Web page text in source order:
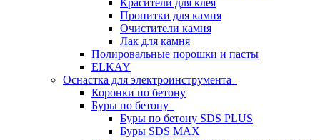
Красители для клея
Пропитки для камня
Очистители камня
Лак для камня
Полировальные порошки и пасты
ELKAY
Оснастка для электроинструмента
Коронки по бетону
Буры по бетону
Буры по бетону SDS PLUS
Буры SDS MAX